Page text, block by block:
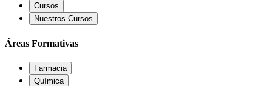
Cursos
Nuestros Cursos
Áreas Formativas
Farmacia
Química